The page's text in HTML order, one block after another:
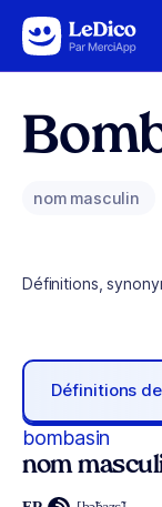
Aller au contenu
nom masculin
Définitions,
Définitions de
bombasin
nom